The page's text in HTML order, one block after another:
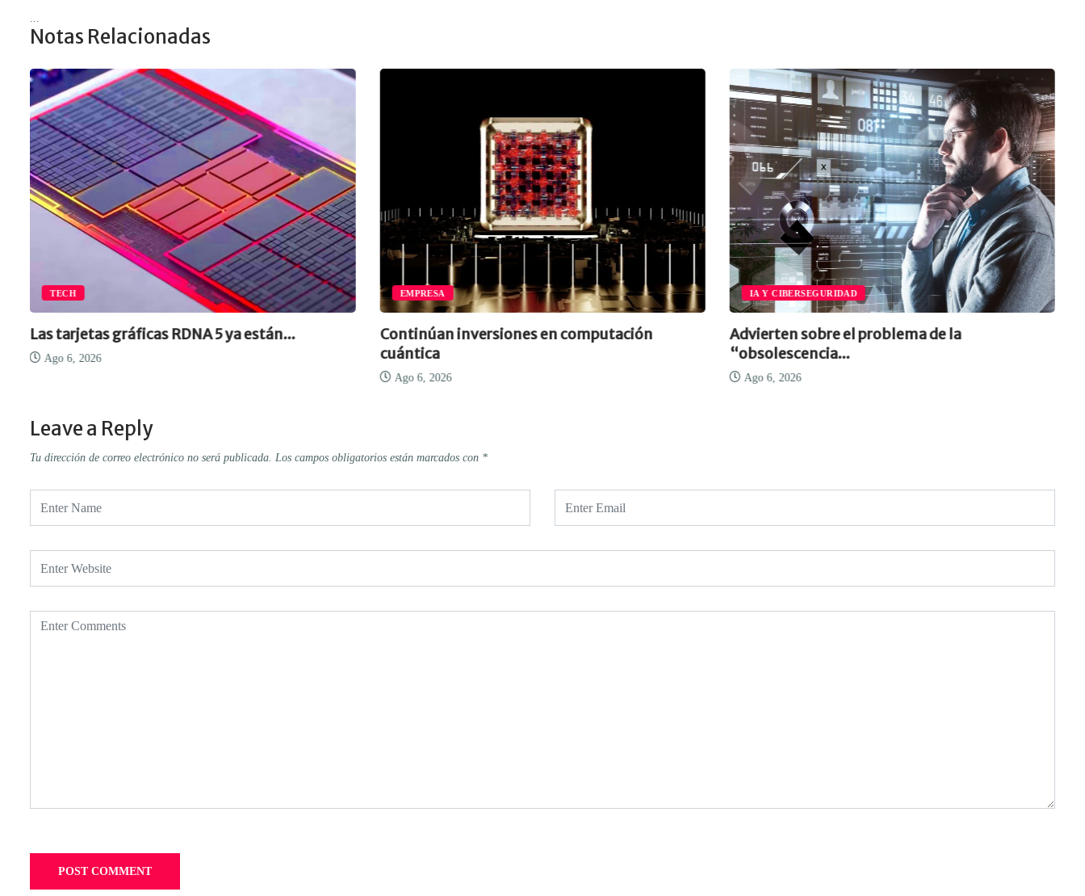
Notas Relacionadas
TECH
Las tarjetas gráficas RDNA 5 ya están...
Ago 6, 2026
EMPRESA
Continúan inversiones en computación
cuántica
Ago 6, 2026
IA Y CIBERSEGURIDAD
Advierten sobre el problema de la
“obsolescencia...
Ago 6, 2026
Leave a Reply
Tu dirección de correo electrónico no será publicada. Los campos obligatorios están marcados con *